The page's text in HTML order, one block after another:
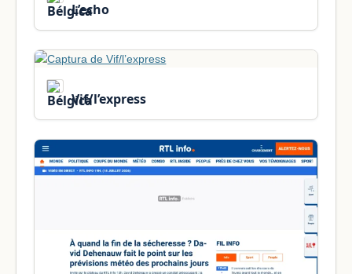
L’echo
Vif/l’express